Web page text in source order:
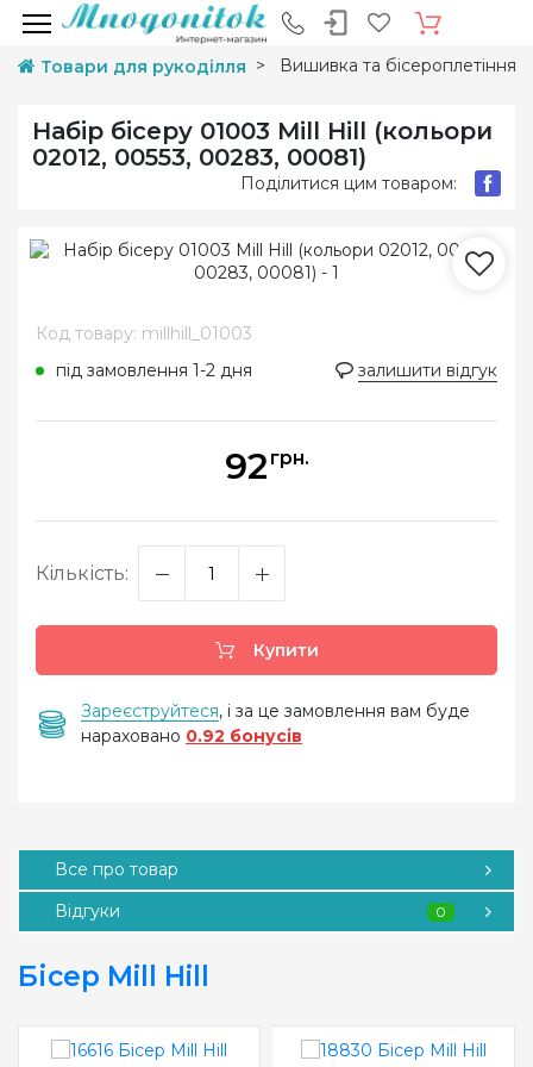
Товари для рукоділля Вишивка та бісероплетіння
Набір бісеру 01003 Mill Hill (кольори
02012, 00553, 00283, 00081)
Поділитися цим товаром:
Код товару: millhill_01003
під замовлення 1-2 дня
залишити відгук
92 грн.
Кількість:
Купити
Зареєструйтеся, і за це замовлення вам буде
нараховано 0.92 бонусів
Все про товар
Відгуки
0
Бісер Mill Hill